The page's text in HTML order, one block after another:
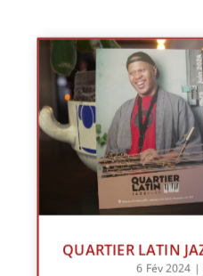
QUARTIER LATIN
6 Fév 2024 |